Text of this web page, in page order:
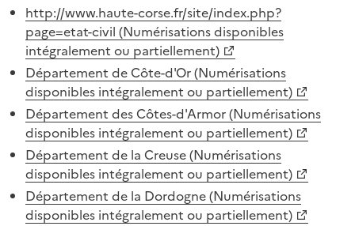
http://www.haute-corse.fr/site/index.php?
page=etat-civil (Numérisations disponibles
intégralement ou partiellement)
Département de Côte-d'Or (Numérisations
disponibles intégralement ou partiellement)
Département des Côtes-d'Armor (Numérisations
disponibles intégralement ou partiellement)
Département de la Creuse (Numérisations
disponibles intégralement ou partiellement)
Département de la Dordogne (Numérisations
disponibles intégralement ou partiellement)